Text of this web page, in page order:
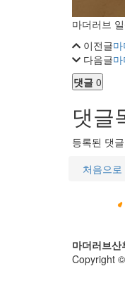
마더러브
이전글
다음글
댓글 0
댓글
등록된 댓
처음으로
마더러브산
Copyright